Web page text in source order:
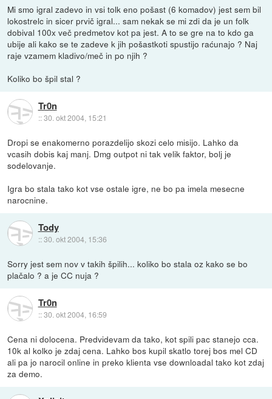
Mi smo igral zadevo in vsi tolk eno pošast (6 komadov) jest sem bil
lokostrelc in sicer prvič igral... sam nekak se mi zdi da je un folk
dobival 100x več predmetov kot pa jest. A to se gre na to kdo ga
ubije ali kako se te zadeve k jih pošastkoti spustijo raćunajo ? Naj
raje vzamem kladivo/meč in po njih ?
Koliko bo špil stal ?
Tr0n
::30. okt 2004, 15:21
Dropi se enakomerno porazdelijo skozi celo misijo. Lahko da
vcasih dobis kaj manj. Dmg outpot ni tak velik faktor, bolj je
sodelovanje.
Igra bo stala tako kot vse ostale igre, ne bo pa imela mesecne
narocnine.
Tody
::30. okt 2004, 15:36
Sorry jest sem nov v takih špilih... koliko bo stala oz kako se bo
plačalo ? a je CC nuja ?
Tr0n
::30. okt 2004, 16:59
Cena ni dolocena. Predvidevam da tako, kot spili pac stanejo cca.
10k al kolko je zdaj cena. Lahko bos kupil skatlo torej bos mel CD
ali pa jo narocil online in preko klienta vse downloadal tako kot zdaj
za demo.